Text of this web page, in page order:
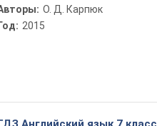
О. Д. Карпюк
Год: 2015